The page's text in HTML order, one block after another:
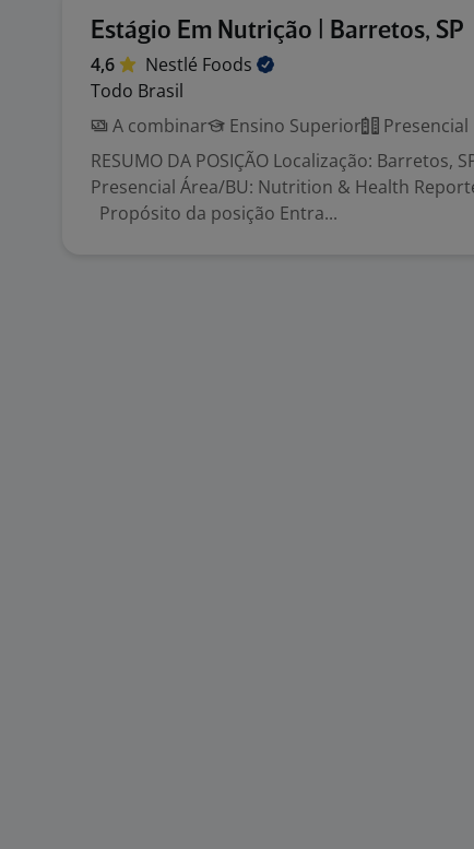
Estágio Em Nutrição | Barretos, SP
4,6 Nestlé Foods
Todo Brasil
A combinar
Ensino Superior
Presencial
RESUMO DA POSIÇÃO Localização: Barretos,
Presencial Área/BU: Nutrition & Health
Propósito da posição Entra...